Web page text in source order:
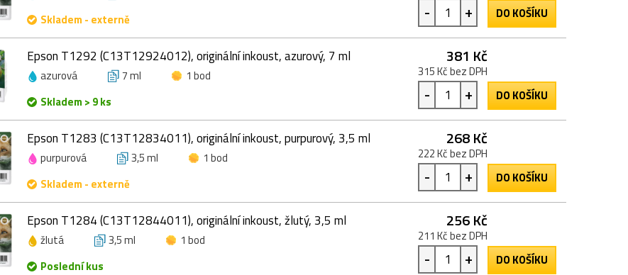
Skladem - externě
- + DO KOŠÍKU
Epson T1292 (C13T12924012), originální inkoust, azurový, 7 ml
azurová 7 ml
1 bod
Skladem > 9 ks
381 Kč
315 Kč bez DPH
- + DO KOŠÍKU
Epson T1283 (C13T12834011), originální inkoust, purpurový, 3,5 ml
purpurová 3,5 ml
1 bod
Skladem - externě
268 Kč
222 Kč bez DPH
- + DO KOŠÍKU
Epson T1284 (C13T12844011), originální inkoust, žlutý, 3,5 ml
žlutá 3,5 ml
1 bod
Poslední kus
256 Kč
211 Kč bez DPH
- + DO KOŠÍKU